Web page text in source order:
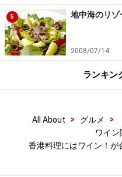
5 地中海のリ
2008/07/14
ランキン
All About > グルメ >
ワイン
香港料理にはワイン！が